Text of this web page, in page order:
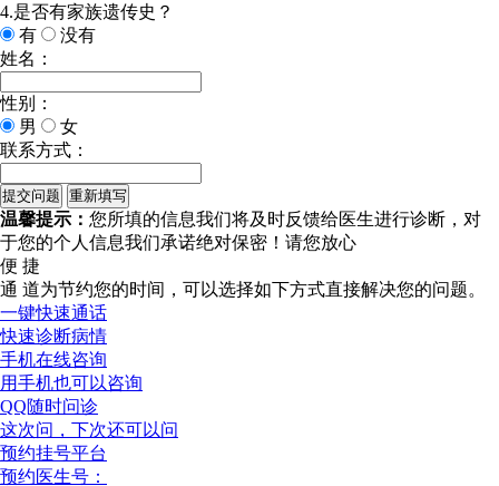
4.是否有家族遗传史？
有
没有
姓名：
性别：
男
女
联系方式：
温馨提示： 您所填的信息我们将及时反馈给医生进行诊断，对
于您的个人信息我们承诺绝对保密！请您放心
便 捷
通 道为节约您的时间，可以选择如下方式直接解决您的问题。
一键快速通话
快速诊断病情
手机在线咨询
用手机也可以咨询
QQ随时问诊
这次问，下次还可以问
预约挂号平台
预约医生号：